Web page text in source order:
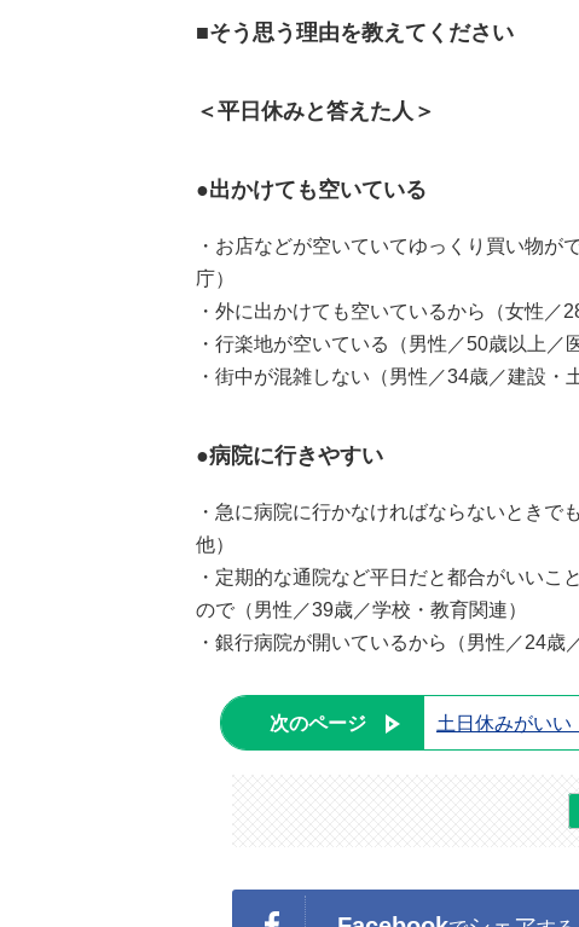
■そう思う理由を教えてください
＜平日休みと答えた人＞
●出かけても空いている
・お店などが空いていてゆっくり買い物
庁）
・外に出かけても空いているから（女性／
・行楽地が空いている（男性／50歳以上／
・街中が混雑しない（男性／34歳／建設・
●病院に行きやすい
・急に病院に行かなければならないとき
他）
・定期的な通院など平日だと都合がいい
ので（男性／39歳／学校・教育関連）
・銀行病院が開いているから（男性／24歳
次のページ 土日休みがいい